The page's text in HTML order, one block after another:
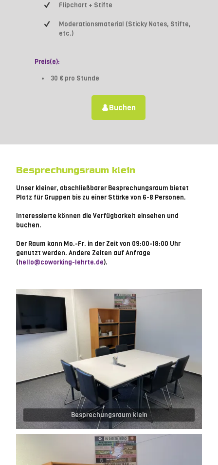
Flipchart + Stifte
Moderationsmaterial (Sticky Notes, Stifte,
etc.)
Preis(e):
30 € pro Stunde
Buchen
Besprechungsraum klein
Unser kleiner, abschließbarer Besprechungsraum bietet
Platz für Gruppen bis zu einer Stärke von 6-8 Personen.
Interessierte können die Verfügbarkeit einsehen und
buchen.
Der Raum kann Mo.-Fr. in der Zeit von 09:00-18:00 Uhr
genutzt werden. Andere Zeiten auf Anfrage
(hello@coworking-lehrte.de).
Besprechungsraum klein